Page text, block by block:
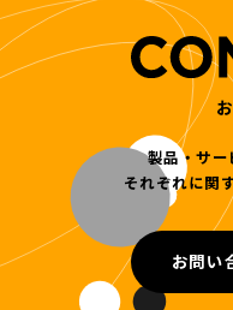
製品・サー
それぞれに関
お問い